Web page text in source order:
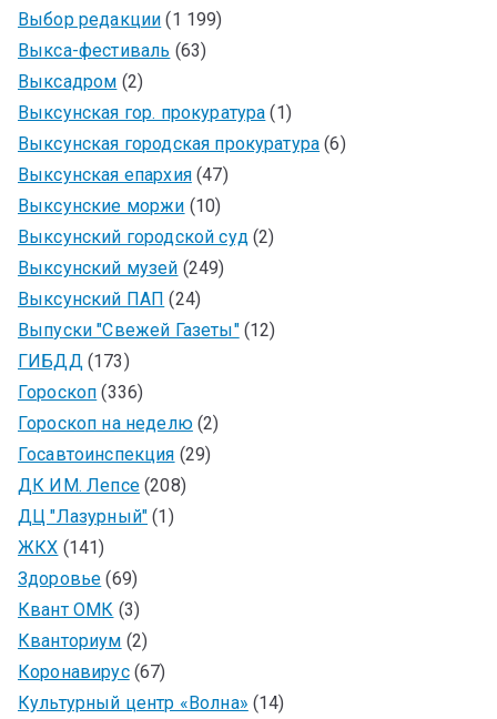
Выбор редакции (1 199)
Выкса-фестиваль (63)
Выксадром (2)
Выксунская гор. прокуратура (1)
Выксунская городская прокуратура (6)
Выксунская епархия(47)
Выксунские моржи (10)
Выксунский городской суд(2)
Выксунский музей (249)
Выксунский ПАП (24)
Выпуски "Свежей Газеты"(12)
ГИБДД(173)
Гороскоп (336)
Гороскоп на неделю(2)
Госавтоинспекция (29)
ДК ИМ. Лепсе(208)
ДЦ "Лазурный" (1)
ЖКХ (141)
Здоровье (69)
Квант ОМК (3)
Кванториум (2)
Коронавирус(67)
Культурный центр «Волна» (14)